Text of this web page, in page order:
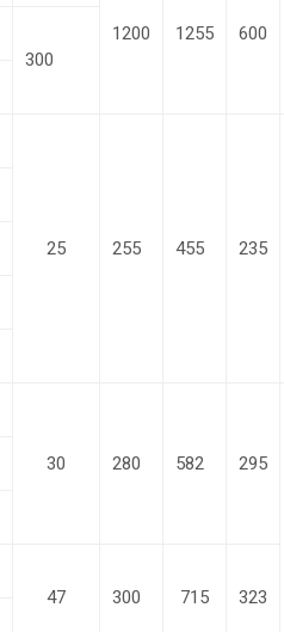
1200 1255 600
300
25 255 455 235
30 280 582 295
47
300 715
323